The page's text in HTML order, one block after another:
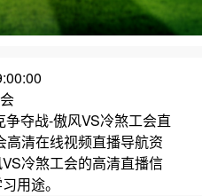
争夺战-傲风VS冷煞工会直
清在线视频直播导航资
冷煞工会的高清直播信
用途。